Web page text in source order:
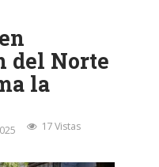
del Norte
la
17 Vistas